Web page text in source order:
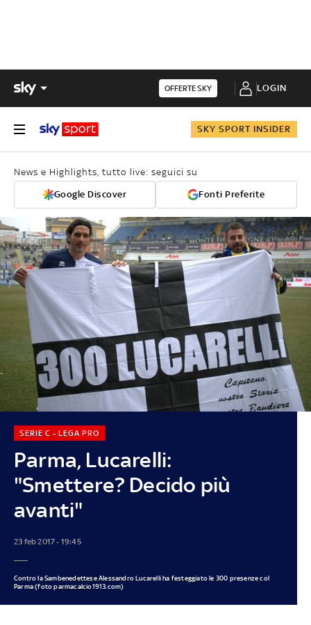
OFFERTE SKY LOGIN
SKY SPORT INSIDER
News e Highlights, tutto live: seguici su
Google Discover Fonti Preferite
Parma, Lucarelli:
"Smettere? Decido più
avanti"
SERIE C - LEGA PRO
23 feb 2017 - 19:45
Contro la Sambenedettese Alessandro Lucarelli ha festeggiato le 300 presenze col
Parma (foto parmacalcio1913.com)